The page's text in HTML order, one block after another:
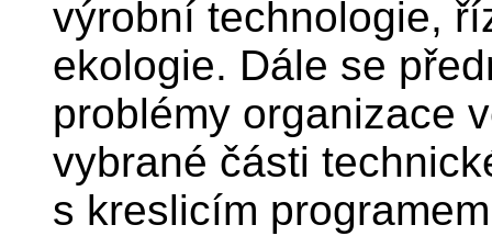
výrobní technologie,
ekologie. Dále se
problémy organizace
vybrané části
s kreslicím